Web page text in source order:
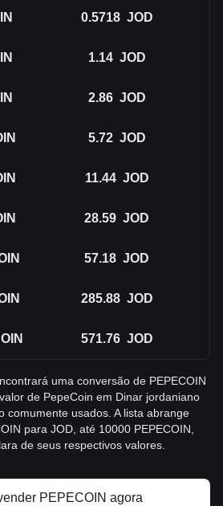
0.5718 JOD
1.14 JOD
2.86 JOD
5.72 JOD
11.44 JOD
28.59 JOD
57.18 JOD
285.88 JOD
571.76 JOD
uma conversão de PEPECOIN
de PepeCoin em Dinar jordaniano
comumente usados. A lista abrange
para JOD, até 10000 PEPECOIN,
de seus respectivos valores.
PEPECOIN agora